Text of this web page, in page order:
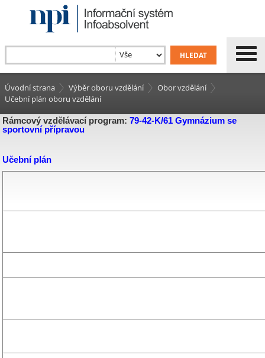
Úvodní strana Výběr oboru vzdělání
Obor vzdělání
Učební plán oboru vzdělání
Rámcový vzdělávací program: 79-42-K/61 Gymnázium se
sportovní přípravou
Učební plán